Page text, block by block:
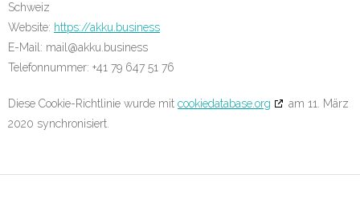
Schweiz
Website: https://akku.business
E-Mail: mail@akku.business
Telefonnummer: +41 79 647 51 76
Diese Cookie-Richtlinie wurde mit cookiedatabase.org
am 11. März
2020 synchronisiert.